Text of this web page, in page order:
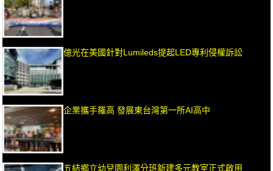
億光在美國針對Lumileds提起LED專利侵權訴訟
企業攜手羅高 發展東台灣第一所AI高中
五結鄉立幼兒園利澤分班新建多元教室正式啟用